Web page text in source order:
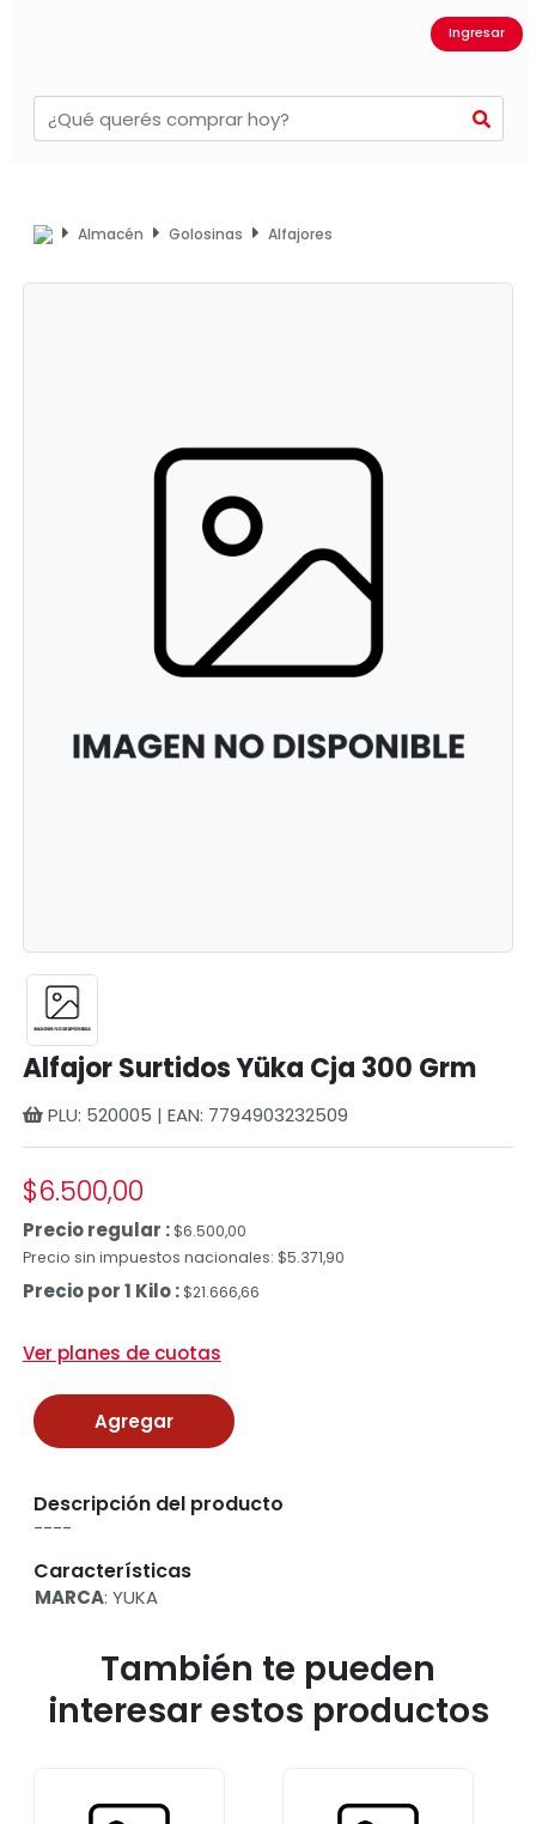
Ingresar
Almacén Golosinas Alfajores
Alfajor Surtidos Yüka Cja 300 Grm
PLU: 520005 | EAN: 7794903232509
$6.500,00
Precio regular :$6.500,00
Precio sin impuestos nacionales: $5.371,90
Precio por 1 Kilo : $21.666,66
Ver planes de cuotas
Agregar
Descripción del producto
----
Características
MARCA: YUKA
También te pueden
interesar estos productos